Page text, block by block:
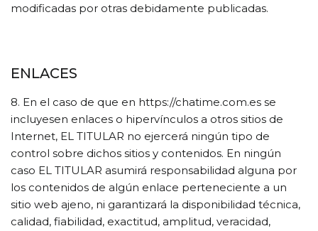
modificadas por otras debidamente publicadas.
ENLACES
8. En el caso de que en https://chatime.com.es se
incluyesen enlaces o hipervínculos a otros sitios de
Internet, EL TITULAR no ejercerá ningún tipo de
control sobre dichos sitios y contenidos. En ningún
caso EL TITULAR asumirá responsabilidad alguna por
los contenidos de algún enlace perteneciente a un
sitio web ajeno, ni garantizará la disponibilidad técnica,
calidad, fiabilidad, exactitud, amplitud, veracidad,